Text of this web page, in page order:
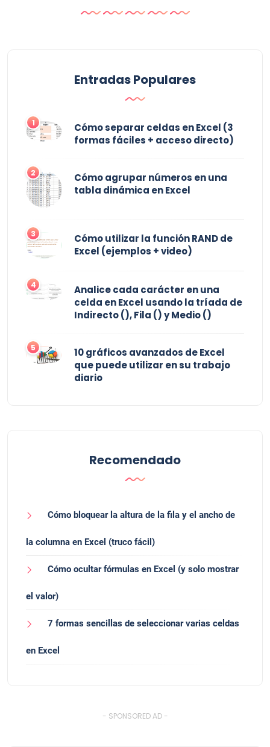
Entradas Populares
1
Cómo separar celdas en Excel (3
formas fáciles + acceso directo)
2
Cómo agrupar números en una
tabla dinámica en Excel
3
Cómo utilizar la función RAND de
Excel (ejemplos + video)
4
Analice cada carácter en una
celda en Excel usando la tríada de
Indirecto (), Fila () y Medio ()
5
10 gráficos avanzados de Excel
que puede utilizar en su trabajo
diario
Recomendado
Cómo bloquear la altura de la fila y el ancho de
la columna en Excel (truco fácil)
Cómo ocultar fórmulas en Excel (y solo mostrar
el valor)
7 formas sencillas de seleccionar varias celdas
en Excel
- SPONSORED AD -